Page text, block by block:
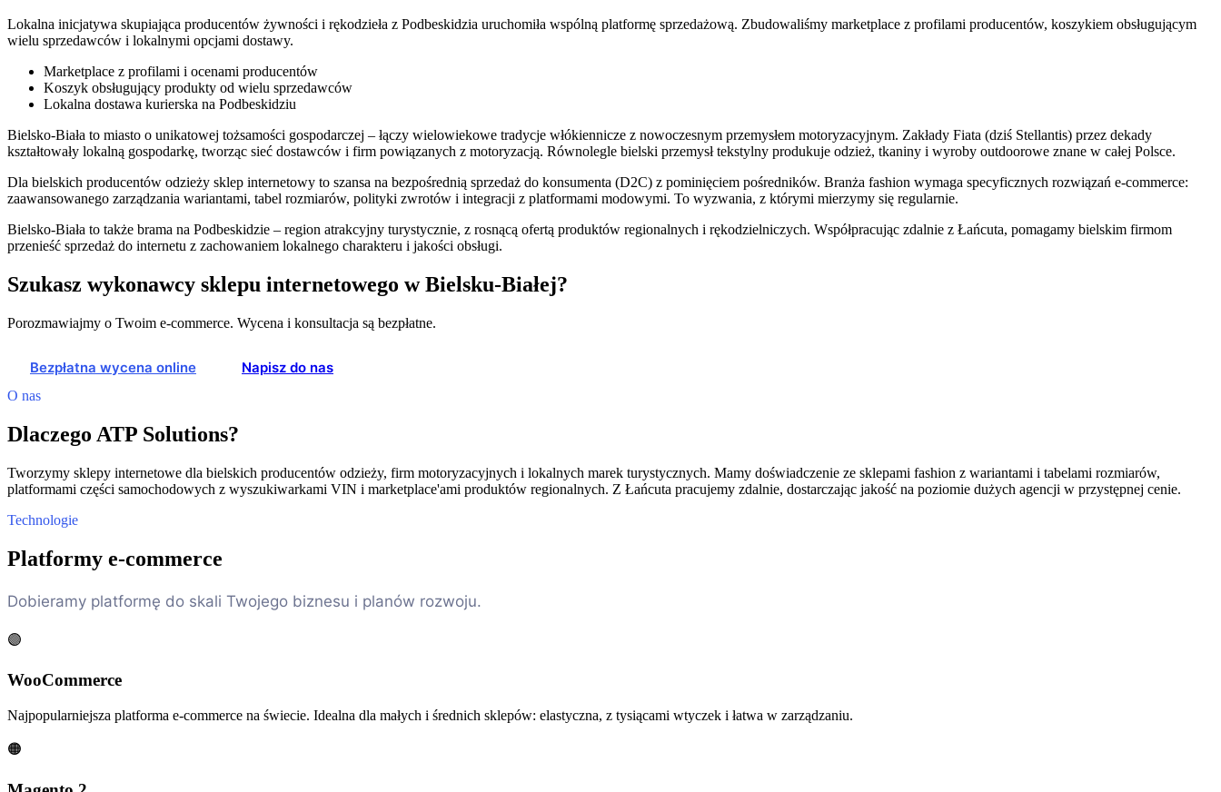
Lokalna inicjatywa skupiająca producentów żywności i rękodzieła z Podbeskidzia uruchomiła wspólną platformę sprzedażową. Zbudowaliśmy marketplace z profilami producentów, koszykiem obsługującym
wielu sprzedawców i lokalnymi opcjami dostawy.
Marketplace z profilami i ocenami producentów
Koszyk obsługujący produkty od wielu sprzedawców
Lokalna dostawa kurierska na Podbeskidziu
Bielsko-Biała to miasto o unikatowej tożsamości gospodarczej – łączy wielowiekowe tradycje włókiennicze z nowoczesnym przemysłem motoryzacyjnym. Zakłady Fiata (dziś Stellantis) przez dekady
kształtowały lokalną gospodarkę, tworząc sieć dostawców i firm powiązanych z motoryzacją. Równolegle bielski przemysł tekstylny produkuje odzież, tkaniny i wyroby outdoorowe znane w całej Polsce.
Dla bielskich producentów odzieży sklep internetowy to szansa na bezpośrednią sprzedaż do konsumenta (D2C) z pominięciem pośredników. Branża fashion wymaga specyficznych rozwiązań e-commerce:
zaawansowanego zarządzania wariantami, tabel rozmiarów, polityki zwrotów i integracji z platformami modowymi. To wyzwania, z którymi mierzymy się regularnie.
Bielsko-Biała to także brama na Podbeskidzie – region atrakcyjny turystycznie, z rosnącą ofertą produktów regionalnych i rękodzielniczych. Współpracując zdalnie z Łańcuta, pomagamy bielskim firmom
przenieść sprzedaż do internetu z zachowaniem lokalnego charakteru i jakości obsługi.
Szukasz wykonawcy sklepu internetowego w Bielsku-Białej?
Porozmawiajmy o Twoim e-commerce. Wycena i konsultacja są bezpłatne.
Bezpłatna wycena online Napisz do nas
O nas
Dlaczego ATP Solutions?
Tworzymy sklepy internetowe dla bielskich producentów odzieży, firm motoryzacyjnych i lokalnych marek turystycznych. Mamy doświadczenie ze sklepami fashion z wariantami i tabelami rozmiarów,
platformami części samochodowych z wyszukiwarkami VIN i marketplace'ami produktów regionalnych. Z Łańcuta pracujemy zdalnie, dostarczając jakość na poziomie dużych agencji w przystępnej cenie.
Technologie
Platformy e-commerce
Dobieramy platformę do skali Twojego biznesu i planów rozwoju.
🟣
WooCommerce
Najpopularniejsza platforma e-commerce na świecie. Idealna dla małych i średnich sklepów: elastyczna, z tysiącami wtyczek i łatwa w zarządzaniu.
🟠